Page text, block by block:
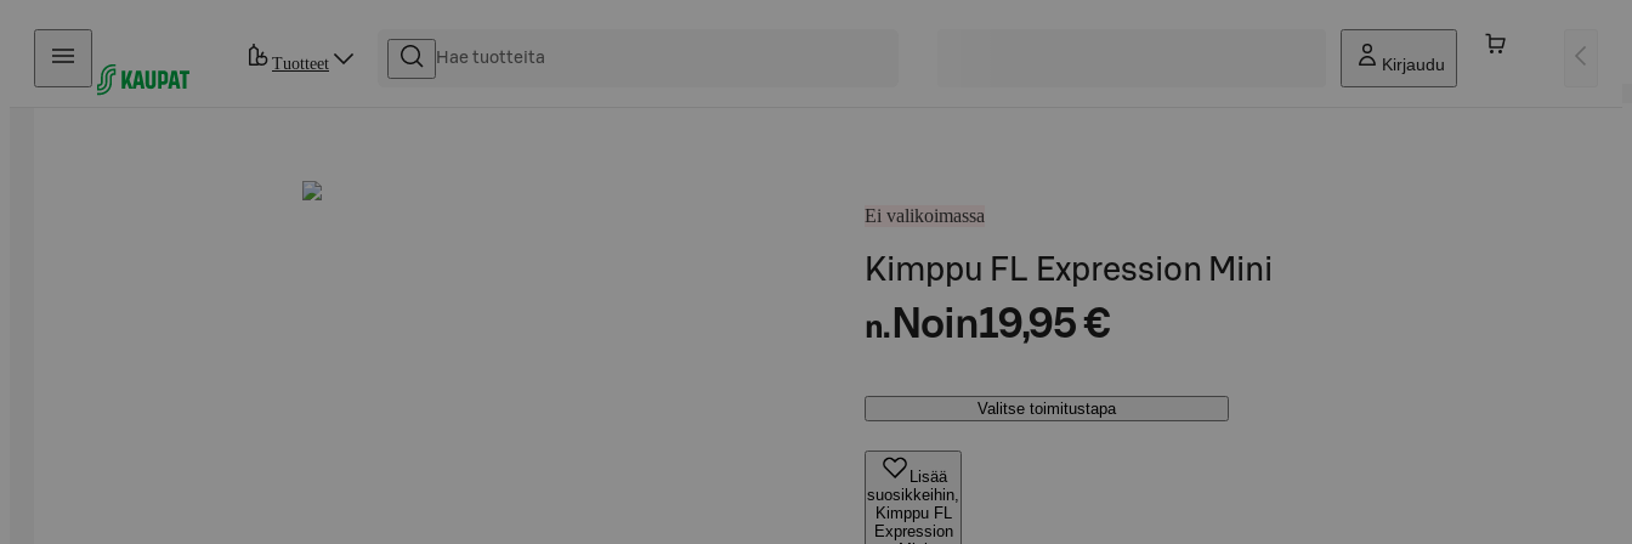
Hyppää sisältöön
Tuotteet Kirjaudu
Ei valikoimassa
Kimppu FL Expression Mini
n. Noin19,95 €
Valitse toimitustapa
Lisää
suosikkeihin,
Kimppu FL
Expression